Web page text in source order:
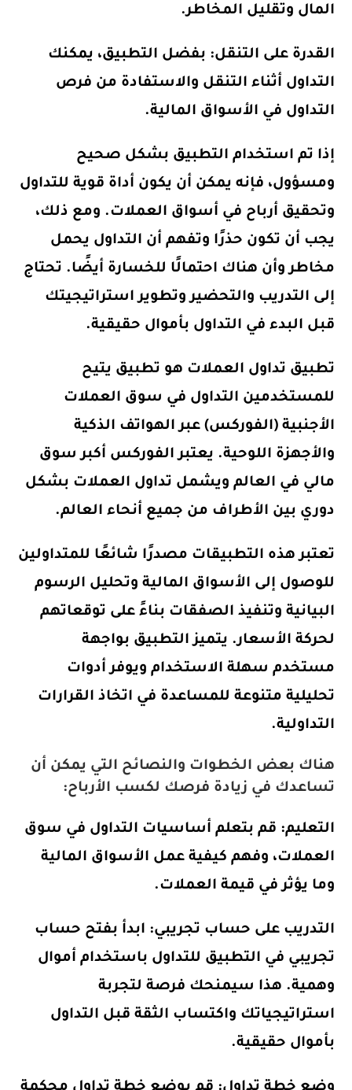
المال وتقليل المخاطر.
القدرة على التنقل: بفضل التطبيق، يمكنك
التداول أثناء التنقل والاستفادة من فرص
التداول في الأسواق المالية.
إذا تم استخدام التطبيق بشكل صحيح
ومسؤول، فإنه يمكن أن يكون أداة قوية للتداول
وتحقيق أرباح في أسواق العملات. ومع ذلك،
يجب أن تكون حذرًا وتفهم أن التداول يحمل
مخاطر وأن هناك احتمالًا للخسارة أيضًا. تحتاج
إلى التدريب والتحضير وتطوير استراتيجيتك
قبل البدء في التداول بأموال حقيقية.
تطبيق تداول العملات هو تطبيق يتيح
للمستخدمين التداول في سوق العملات
الأجنبية (الفوركس) عبر الهواتف الذكية
والأجهزة اللوحية. يعتبر الفوركس أكبر سوق
مالي في العالم ويشمل تداول العملات بشكل
دوري بين الأطراف من جميع أنحاء العالم.
تعتبر هذه التطبيقات مصدرًا شائعًا للمتداولين
للوصول إلى الأسواق المالية وتحليل الرسوم
البيانية وتنفيذ الصفقات بناءً على توقعاتهم
لحركة الأسعار. يتميز التطبيق بواجهة
مستخدم سهلة الاستخدام ويوفر أدوات
تحليلية متنوعة للمساعدة في اتخاذ القرارات
التداولية.
هناك بعض الخطوات والنصائح التي يمكن أن
تساعدك في زيادة فرصك لكسب الأرباح:
التعليم: قم بتعلم أساسيات التداول في سوق
العملات، وفهم كيفية عمل الأسواق المالية
وما يؤثر في قيمة العملات.
التدريب على حساب تجريبي: ابدأ بفتح حساب
تجريبي في التطبيق للتداول باستخدام أموال
وهمية. هذا سيمنحك فرصة لتجربة
استراتيجياتك واكتساب الثقة قبل التداول
بأموال حقيقية.